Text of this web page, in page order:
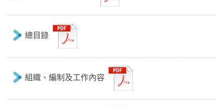
總目錄
組織、編制及工作內容